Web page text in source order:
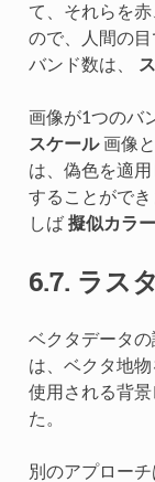
て、それらを
ので、人間の
バンド数は、
画像が1つのバ
スケール画像
は、偽色を適
することがで
しば 擬似カラ
6.7. ラス
ベクタデータ
は、ベクタ地
使用される背
た。
別のアプロー